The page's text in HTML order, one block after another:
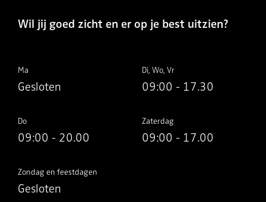
Wil jij goed zicht en er op je best uitzien?
Ma
Gesloten
Di, Wo, Vr
09:00 - 17.30
Do
09:00 - 20.00
Zaterdag
09:00 - 17.00
Zondag en feestdagen
Gesloten